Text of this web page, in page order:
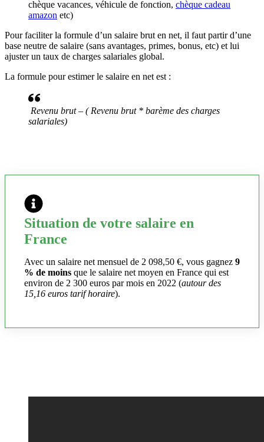
chèque vacances, véhicule de fonction, chèque cadeau
amazon etc)
Pour faciliter la formule d’un salaire brut en net, il faut partir d’une
base neutre de salaire (sans avantages, primes, bonus, etc) et lui
ajuster un taux de charges salariales global.
La formule pour estimer le salaire en net est :
Revenu brut – ( Revenu brut * barème des charges
salariales)
Situation de votre salaire en
France
Avec un salaire net mensuel de 2 098,50 €, vous gagnez 9
% de moins que le salaire net moyen en France qui est
environ de 2 300 euros par mois en 2022 (autour des
15,16 euros tarif horaire).